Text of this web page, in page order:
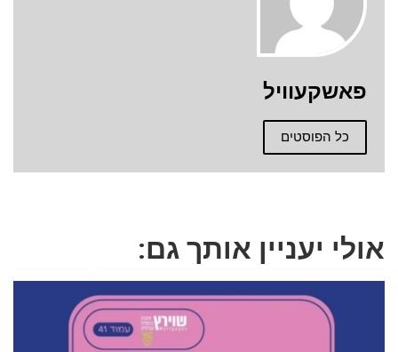
פאשקעוויל
כל הפוסטים
אולי יעניין אותך גם: